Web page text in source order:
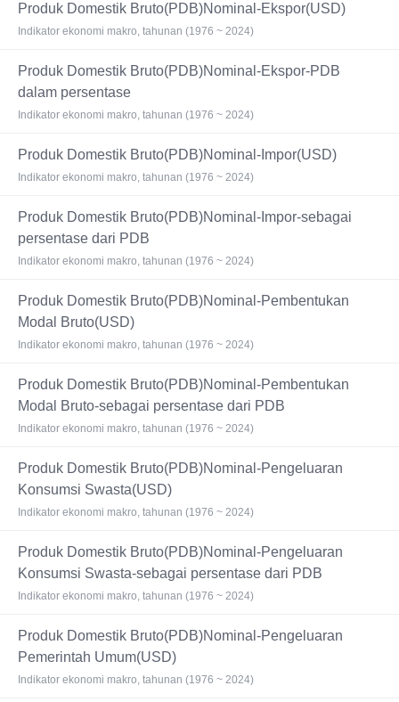
Produk Domestik Bruto(PDB)Nominal-Ekspor(USD)
Indikator ekonomi makro, tahunan (1976 ~ 2024)
Produk Domestik Bruto(PDB)Nominal-Ekspor-PDB
dalam persentase
Indikator ekonomi makro, tahunan (1976 ~ 2024)
Produk Domestik Bruto(PDB)Nominal-Impor(USD)
Indikator ekonomi makro, tahunan (1976 ~ 2024)
Produk Domestik Bruto(PDB)Nominal-Impor-sebagai
persentase dari PDB
Indikator ekonomi makro, tahunan (1976 ~ 2024)
Produk Domestik Bruto(PDB)Nominal-Pembentukan
Modal Bruto(USD)
Indikator ekonomi makro, tahunan (1976 ~ 2024)
Produk Domestik Bruto(PDB)Nominal-Pembentukan
Modal Bruto-sebagai persentase dari PDB
Indikator ekonomi makro, tahunan (1976 ~ 2024)
Produk Domestik Bruto(PDB)Nominal-Pengeluaran
Konsumsi Swasta(USD)
Indikator ekonomi makro, tahunan (1976 ~ 2024)
Produk Domestik Bruto(PDB)Nominal-Pengeluaran
Konsumsi Swasta-sebagai persentase dari PDB
Indikator ekonomi makro, tahunan (1976 ~ 2024)
Produk Domestik Bruto(PDB)Nominal-Pengeluaran
Pemerintah Umum(USD)
Indikator ekonomi makro, tahunan (1976 ~ 2024)